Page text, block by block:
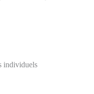
individuels